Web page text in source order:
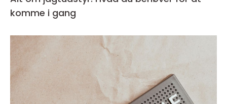
komme i gang